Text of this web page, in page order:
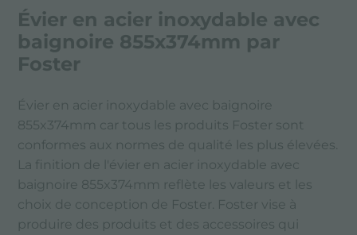
Évier en acier inoxydable avec
baignoire 855x374mm par
Foster
Évier en acier inoxydable avec baignoire
855x374mm car tous les produits Foster sont
conformes aux normes de qualité les plus élevées.
La finition de l'évier en acier inoxydable avec
baignoire 855x374mm reflète les valeurs et les
choix de conception de Foster. Foster vise à
produire des produits et des accessoires qui